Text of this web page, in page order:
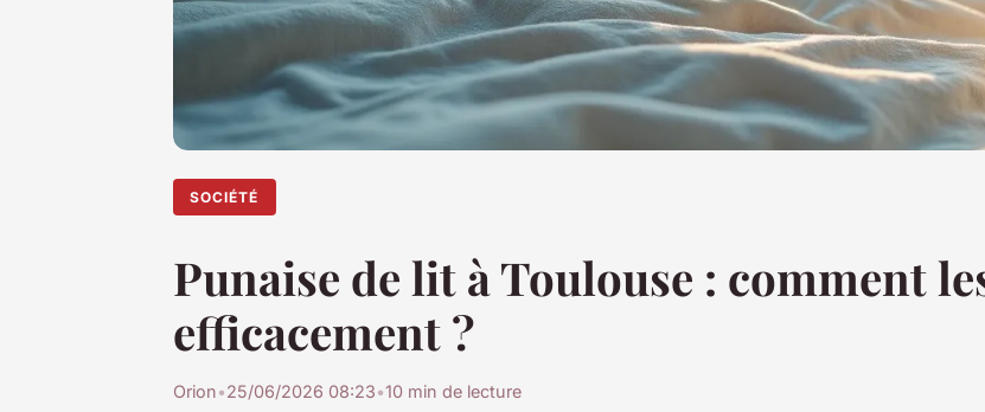
SOCIÉTÉ
Punaise de lit à Toulouse : comment
efficacement ?
Orion•25/06/2026 08:23•10 min de lecture